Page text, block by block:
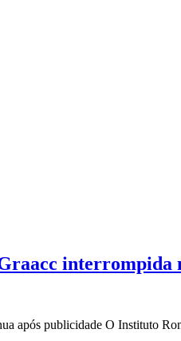
interrompida
após publicidade O Instituto